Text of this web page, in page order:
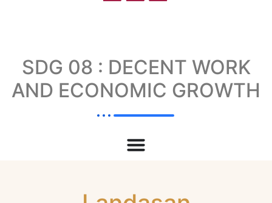
SDG 08 : DECENT WORK
AND ECONOMIC GROWTH